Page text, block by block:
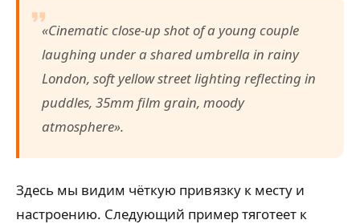
«Cinematic close-up shot of a young couple
laughing under a shared umbrella in rainy
London, soft yellow street lighting reflecting in
puddles, 35mm film grain, moody
atmosphere».
Здесь мы видим чёткую привязку к месту и
настроению. Следующий пример тяготеет к